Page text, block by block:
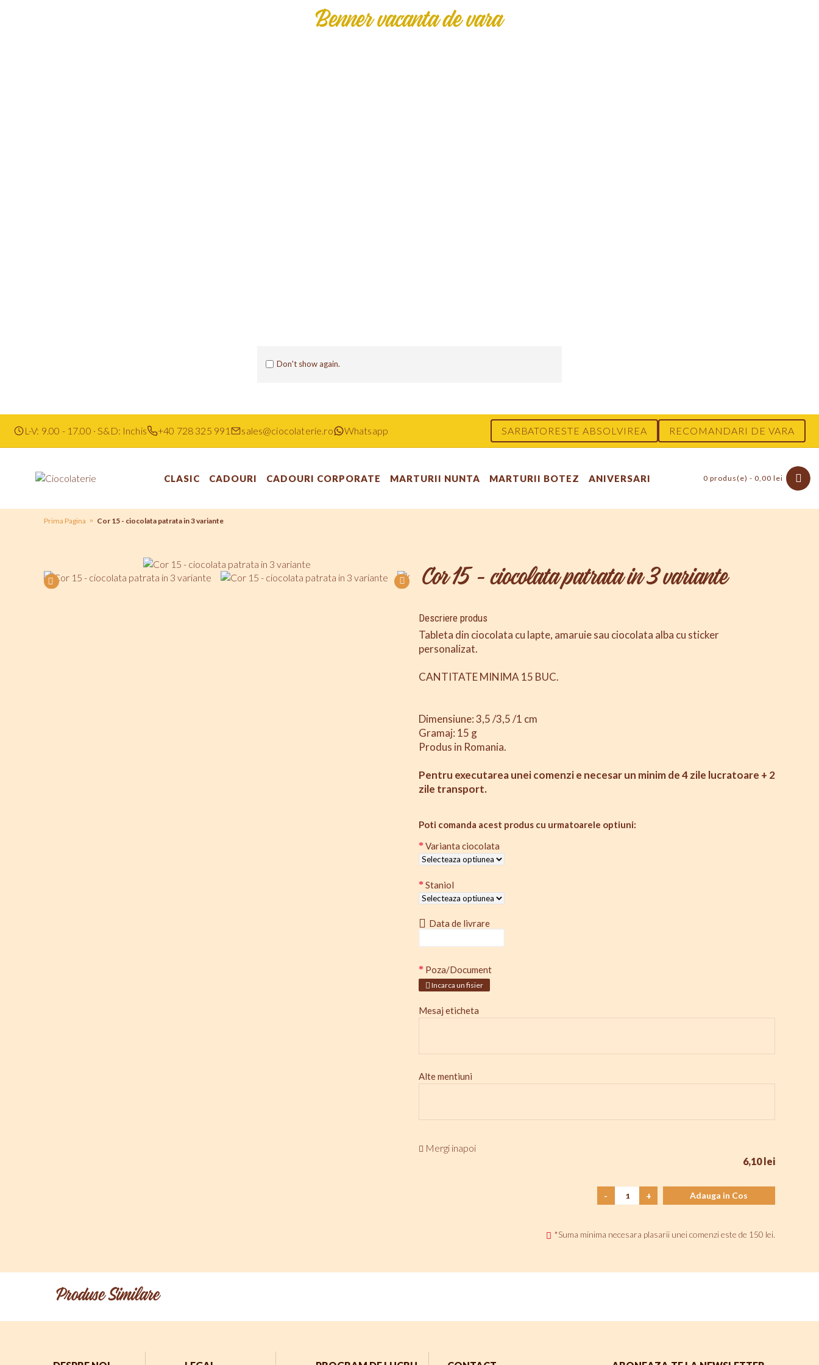
Benner vacanta de vara
Don't show again.
L-V: 9.00 - 17.00 · S&D: Inchis +40 728 325 991 sales@ciocolaterie.ro Whatsapp SARBATORESTE ABSOLVIREA RECOMANDARI DE VARA
CLASIC CADOURI CADOURI CORPORATE MARTURII NUNTA MARTURII BOTEZ ANIVERSARI 0 produs(e) - 0,00 lei
Prima Pagina Cor 15 - ciocolata patrata in 3 variante
Cor 15 - ciocolata patrata in 3 variante
Descriere produs
Tableta din ciocolata cu lapte, amaruie sau ciocolata alba cu sticker
personalizat.
CANTITATE MINIMA 15 BUC.
Dimensiune: 3,5 /3,5 /1 cm
Gramaj: 15 g
Produs in Romania.
Pentru executarea unei comenzi e necesar un minim de 4 zile lucratoare + 2
zile transport.
Poti comanda acest produs cu urmatoarele optiuni:
Varianta ciocolata
Staniol
Data de livrare
Poza/Document
Incarca un fisier
Mesaj eticheta
Alte mentiuni
Mergi inapoi
6,10 lei
- + Adauga in Cos
*Suma minima necesara plasarii unei comenzi este de 150 lei.
Produse Similare